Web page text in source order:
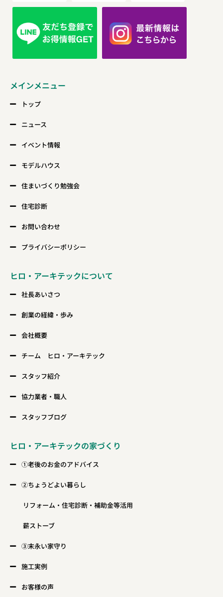
メインメニュー
トップ
ニュース
イベント情報
モデルハウス
住まいづくり勉強会
住宅診断
お問い合わせ
プライバシーポリシー
ヒロ・アーキテックについて
社長あいさつ
創業の経緯・歩み
会社概要
チーム ヒロ・アーキテック
スタッフ紹介
協力業者・職人
スタッフブログ
ヒロ・アーキテックの家づくり
①老後のお金のアドバイス
②ちょうどよい暮らし
リフォーム・住宅診断・補助金等活用
薪ストーブ
③末永い家守り
施工実例
お客様の声